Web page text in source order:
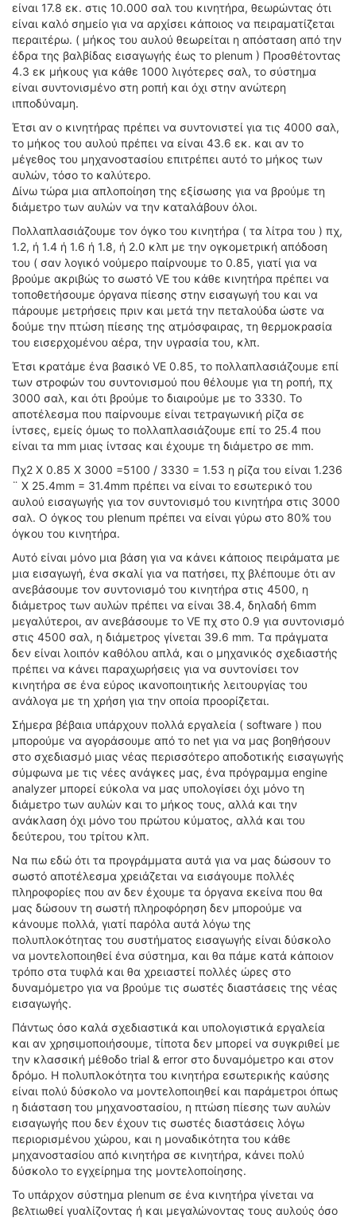
είναι 17.8 εκ. στις 10.000 σαλ του κινητήρα, θεωρώντας ότι
είναι καλό σημείο για να αρχίσει κάποιος να πειραματίζεται
περαιτέρω. ( μήκος του αυλού θεωρείται η απόσταση από την
έδρα της βαλβίδας εισαγωγής έως το plenum ) Προσθέτοντας
4.3 εκ μήκους για κάθε 1000 λιγότερες σαλ, το σύστημα
είναι συντονισμένο στη ροπή και όχι στην ανώτερη
ιπποδύναμη.
Έτσι αν ο κινητήρας πρέπει να συντονιστεί για τις 4000 σαλ,
το μήκος του αυλού πρέπει να είναι 43.6 εκ. και αν το
μέγεθος του μηχανοστασίου επιτρέπει αυτό το μήκος των
αυλών, τόσο το καλύτερο.
Δίνω τώρα μια απλοποίηση της εξίσωσης για να βρούμε τη
διάμετρο των αυλών να την καταλάβουν όλοι.
Πολλαπλασιάζουμε τον όγκο του κινητήρα ( τα λίτρα του ) πχ,
1.2, ή 1.4 ή 1.6 ή 1.8, ή 2.0 κλπ με την ογκομετρική απόδοση
του ( σαν λογικό νούμερο παίρνουμε το 0.85, γιατί για να
βρούμε ακριβώς το σωστό VE του κάθε κινητήρα πρέπει να
τοποθετήσουμε όργανα πίεσης στην εισαγωγή του και να
πάρουμε μετρήσεις πριν και μετά την πεταλούδα ώστε να
δούμε την πτώση πίεσης της ατμόσφαιρας, τη θερμοκρασία
του εισερχομένου αέρα, την υγρασία του, κλπ.
Έτσι κρατάμε ένα βασικό VE 0.85, το πολλαπλασιάζουμε επί
των στροφών του συντονισμού που θέλουμε για τη ροπή, πχ
3000 σαλ, και ότι βρούμε το διαιρούμε με το 3330. Το
αποτέλεσμα που παίρνουμε είναι τετραγωνική ρίζα σε
ίντσες, εμείς όμως το πολλαπλασιάζουμε επί το 25.4 που
είναι τα mm μιας ίντσας και έχουμε τη διάμετρο σε mm.
Πχ2 Χ 0.85 Χ 3000 =5100 / 3330 = 1.53 η ρίζα του είναι 1.236
¨ Χ 25.4mm = 31.4mm πρέπει να είναι το εσωτερικό του
αυλού εισαγωγής για τον συντονισμό του κινητήρα στις 3000
σαλ. Ο όγκος του plenum πρέπει να είναι γύρω στο 80% του
όγκου του κινητήρα.
Αυτό είναι μόνο μια βάση για να κάνει κάποιος πειράματα με
μια εισαγωγή, ένα σκαλί για να πατήσει, πχ βλέπουμε ότι αν
ανεβάσουμε τον συντονισμό του κινητήρα στις 4500, η
διάμετρος των αυλών πρέπει να είναι 38.4, δηλαδή 6mm
μεγαλύτεροι, αν ανεβάσουμε το VE πχ στο 0.9 για συντονισμό
στις 4500 σαλ, η διάμετρος γίνεται 39.6 mm. Tα πράγματα
δεν είναι λοιπόν καθόλου απλά, και ο μηχανικός σχεδιαστής
πρέπει να κάνει παραχωρήσεις για να συντονίσει τον
κινητήρα σε ένα εύρος ικανοποιητικής λειτουργίας του
ανάλογα με τη χρήση για την οποία προορίζεται.
Σήμερα βέβαια υπάρχουν πολλά εργαλεία ( software ) που
μπορούμε να αγοράσουμε από το net για να μας βοηθήσουν
στο σχεδιασμό μιας νέας περισσότερο αποδοτικής εισαγωγής
σύμφωνα με τις νέες ανάγκες μας, ένα πρόγραμμα engine
analyzer μπορεί εύκολα να μας υπολογίσει όχι μόνο τη
διάμετρο των αυλών και το μήκος τους, αλλά και την
ανάκλαση όχι μόνο του πρώτου κύματος, αλλά και του
δεύτερου, του τρίτου κλπ.
Να πω εδώ ότι τα προγράμματα αυτά για να μας δώσουν το
σωστό αποτέλεσμα χρειάζεται να εισάγουμε πολλές
πληροφορίες που αν δεν έχουμε τα όργανα εκείνα που θα
μας δώσουν τη σωστή πληροφόρηση δεν μπορούμε να
κάνουμε πολλά, γιατί παρόλα αυτά λόγω της
πολυπλοκότητας του συστήματος εισαγωγής είναι δύσκολο
να μοντελοποιηθεί ένα σύστημα, και θα πάμε κατά κάποιον
τρόπο στα τυφλά και θα χρειαστεί πολλές ώρες στο
δυναμόμετρο για να βρούμε τις σωστές διαστάσεις της νέας
εισαγωγής.
Πάντως όσο καλά σχεδιαστικά και υπολογιστικά εργαλεία
και αν χρησιμοποιήσουμε, τίποτα δεν μπορεί να συγκριθεί με
την κλασσική μέθοδο trial & error στο δυναμόμετρο και στον
δρόμο. Η πολυπλοκότητα του κινητήρα εσωτερικής καύσης
είναι πολύ δύσκολο να μοντελοποιηθεί και παράμετροι όπως
η διάσταση του μηχανοστασίου, η πτώση πίεσης των αυλών
εισαγωγής που δεν έχουν τις σωστές διαστάσεις λόγω
περιορισμένου χώρου, και η μοναδικότητα του κάθε
μηχανοστασίου από κινητήρα σε κινητήρα, κάνει πολύ
δύσκολο το εγχείρημα της μοντελοποίησης.
Το υπάρχον σύστημα plenum σε ένα κινητήρα γίνεται να
βελτιωθεί γυαλίζοντας ή και μεγαλώνοντας τους αυλούς όσο